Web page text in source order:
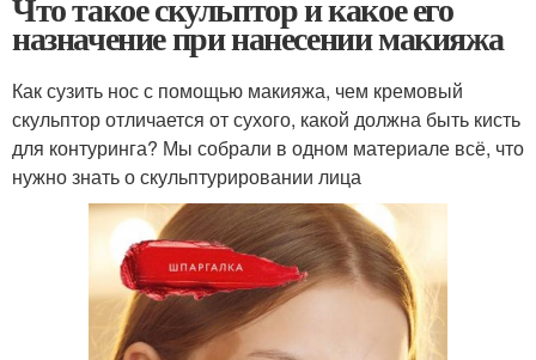
назначение при нанесении макияжа
Как сузить нос с помощью макияжа, чем кремовый
скульптор отличается от сухого, какой должна быть кисть
для контуринга? Мы собрали в одном материале всё, что
нужно знать о скульптурировании лица